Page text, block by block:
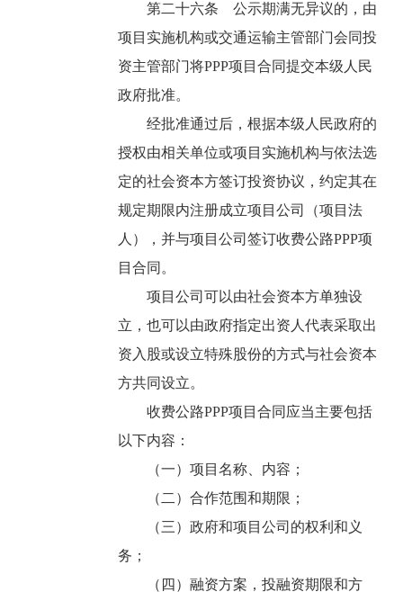
第二十六条 公示期满无异议的，由
项目实施机构或交通运输主管部门会同投
资主管部门将PPP项目合同提交本级人民
政府批准。
经批准通过后，根据本级人民政府的
授权由相关单位或项目实施机构与依法选
定的社会资本方签订投资协议，约定其在
规定期限内注册成立项目公司（项目法
人），并与项目公司签订收费公路PPP项
目合同。
项目公司可以由社会资本方单独设
立，也可以由政府指定出资人代表采取出
资入股或设立特殊股份的方式与社会资本
方共同设立。
收费公路PPP项目合同应当主要包括
以下内容：
（一）项目名称、内容；
（二）合作范围和期限；
（三）政府和项目公司的权利和义
务；
（四）融资方案，投融资期限和方